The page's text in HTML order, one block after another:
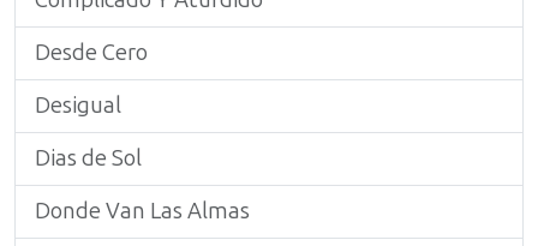
Desde Cero
Desigual
Dias de Sol
Donde Van Las Almas